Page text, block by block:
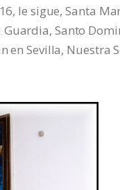
le sigue, Santa
Santo
en Sevilla, Nuestra